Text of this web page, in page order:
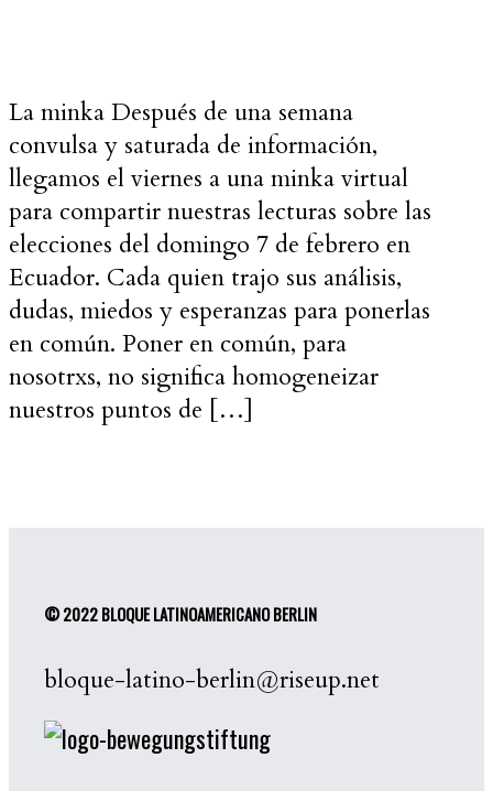
La minka Después de una semana
convulsa y saturada de información,
llegamos el viernes a una minka virtual
para compartir nuestras lecturas sobre las
elecciones del domingo 7 de febrero en
Ecuador. Cada quien trajo sus análisis,
dudas, miedos y esperanzas para ponerlas
en común. Poner en común, para
nosotrxs, no significa homogeneizar
nuestros puntos de […]
© 2022 BLOQUE LATINOAMERICANO BERLIN
bloque-latino-berlin@riseup.net